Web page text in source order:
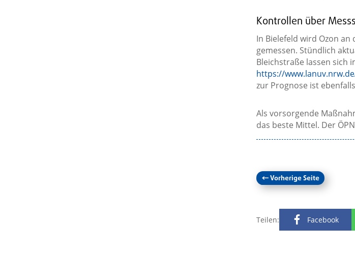
Kontrollen über
In Bielefeld wird Ozon an
gemessen. Stündlich
Bleichstraße lassen sich
https://
zur Prognose ist
Als vorsorgende
das beste Mittel. Der
←Vorherige Seite
Teilen: Facebook